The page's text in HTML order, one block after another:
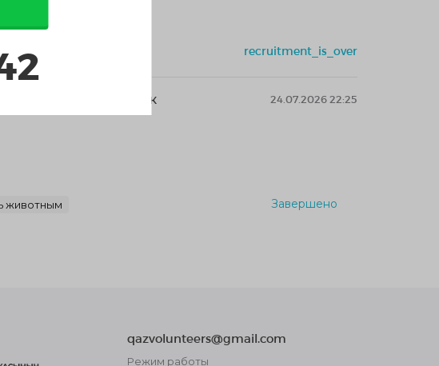
и ЗОЖ волонтёрство recruitment_is_over
жануарларға көмек
24.07.2026 22:25
животным Завершено
qazvolunteers@gmail.com
Режим работы